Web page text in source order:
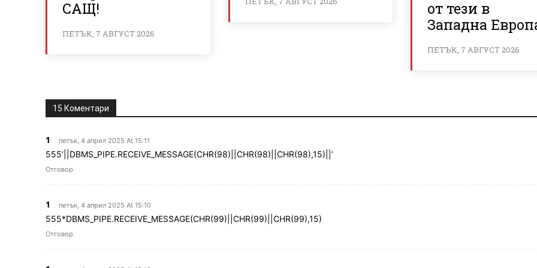
САЩ!
ПЕТЪК, 7 АВГУСТ 2026
от тези в
Западна
ПЕТЪК, 7 АВГУСТ 2026
15 Коментари
1 петък, 4 април 2025 At 15:11
555’||DBMS_PIPE.RECEIVE_MESSAGE(CHR(98)||CHR(98)||CHR(98),15)||’
Отговор
1 петък, 4 април 2025 At 15:10
555*DBMS_PIPE.RECEIVE_MESSAGE(CHR(99)||CHR(99)||CHR(99),15)
Отговор